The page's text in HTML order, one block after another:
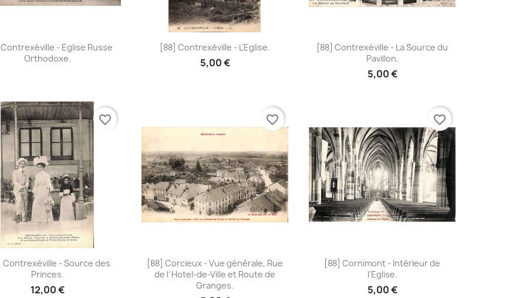
Aperçu rapide
- Eglise Russe
Orthodoxe.
Aperçu rapide
[88] Contrexéville - L'Eglise.
5,00 €
Aperçu rapide
[88] Contrexéville - La Source du
Pavillon.
5,00 €
Aperçu rapide
Contrexéville - Source des
Princes.
12,00 €
favorite_border
Aperçu rapide
[88] Corcieux - Vue générale, Rue
de l´Hotel-de-Ville et Route de
Granges.
favorite_border
Aperçu rapide
[88] Cornimont - Intérieur de
l'Eglise.
5,00 €
favorite_border